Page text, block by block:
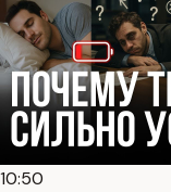
10:50